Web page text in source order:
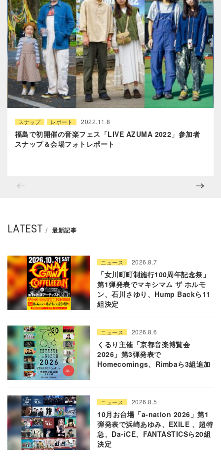
スナップ レポート 2022.11.8
福島で初開催の音楽フェス「LIVE AZUMA 2022」参加者
スナップ＆会場フォトレポート
LATEST 最新記事
ニュース 2026.8.7
「女川町町制施行100周年記念祭」
第1弾発表でマキシマム ザ ホルモ
ン、石川さゆり、Hump Backら11
組決定
ニュース 2026.8.6
くるり主催「京都音楽博覧会
2026」第3弾発表で
Homecomings、Rimbaら3組追加
ニュース 2026.8.5
10月お台場「a-nation 2026」第1
弾発表で浜崎あゆみ、EXILE 、超特
急、Da-iCE、FANTASTICSら20組
決定